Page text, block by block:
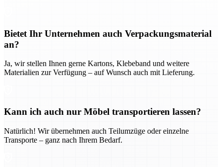
Bietet Ihr Unternehmen auch Verpackungsmaterial
an?
Ja, wir stellen Ihnen gerne Kartons, Klebeband und weitere
Materialien zur Verfügung – auf Wunsch auch mit Lieferung.
Kann ich auch nur Möbel transportieren lassen?
Natürlich! Wir übernehmen auch Teilumzüge oder einzelne
Transporte – ganz nach Ihrem Bedarf.